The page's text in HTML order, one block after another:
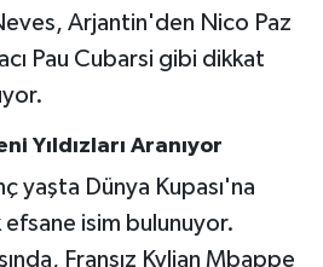
Arjantin'den Nico Paz
Pau Cubarsi gibi dikkat
Yıldızları Aranıyor
yaşta Dünya Kupası'na
isim bulunuyor.
Fransız Kylian Mbappe